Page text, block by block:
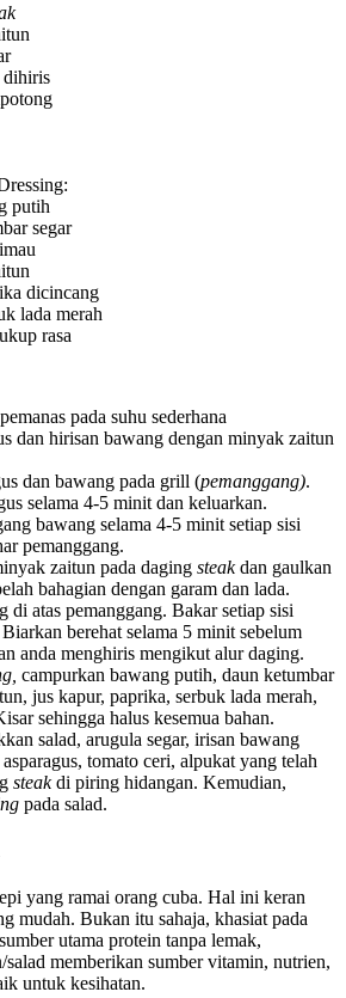
dihiris
putih
segar
dicincang
lada merah
rasa
pada suhu sederhana
dan hirisan bawang dengan minyak zaitun
dan bawang pada grill (pemanggang).
selama 4-5 minit dan keluarkan.
bawang selama 4-5 minit setiap sisi
pemanggang.
zaitun pada daging steakdan gaulkan
bahagian dengan garam dan lada.
di atas pemanggang. Bakar setiap sisi
berehat selama 5 minit sebelum
anda menghiris mengikut alur daging.
campurkan bawang putih, daun ketumbar
jus kapur, paprika, serbuk lada merah,
sehingga halus kesemua bahan.
salad, arugula segar, irisan bawang
tomato ceri, alpukat yang telah
steakdi piring hidangan. Kemudian,
pada salad.
yang ramai orang cuba. Hal ini keran
mudah. Bukan itu sahaja, khasiat pada
utama protein tanpa lemak,
salad memberikan sumber vitamin, nutrien,
untuk kesihatan.